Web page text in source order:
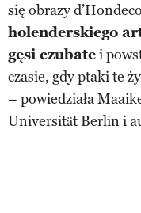
się obrazy
holenderskiego
gęsi czubatei
czasie, gdy ptaki te
– powiedziała
Universität Berlin i